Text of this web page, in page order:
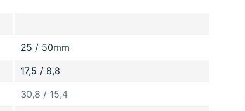
25 / 50mm
17,5 / 8,8
30,8 / 15,4